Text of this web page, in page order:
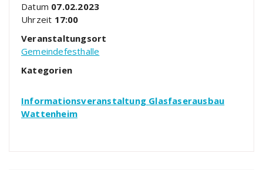
Datum 07.02.2023
Uhrzeit 17:00
Veranstaltungsort
Gemeindefesthalle
Kategorien
Informationsveranstaltung Glasfaserausbau
Wattenheim